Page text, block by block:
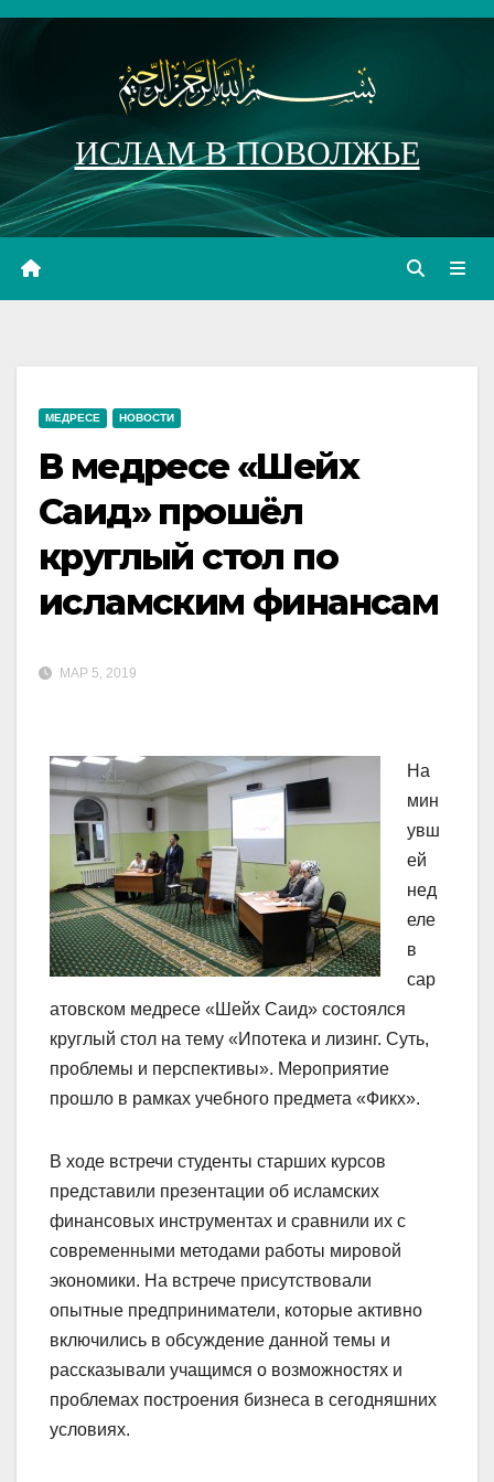
Перейти
ИСЛАМ В ПОВОЛЖЬЕ
МЕДРЕСЕ НОВОСТИ
В медресе «Шейх
Саид» прошёл
круглый стол по
исламским финансам
МАР 5, 2019
На
мин
увш
ей
нед
еле
в
сар
атовском медресе «Шейх Саид» состоялся
круглый стол на тему «Ипотека и лизинг. Суть,
проблемы и перспективы». Мероприятие
прошло в рамках учебного предмета «Фикх».
В ходе встречи студенты старших курсов
представили презентации об исламских
финансовых инструментах и сравнили их с
современными методами работы мировой
экономики. На встрече присутствовали
опытные предприниматели, которые активно
включились в обсуждение данной темы и
рассказывали учащимся о возможностях и
проблемах построения бизнеса в сегодняшних
условиях.